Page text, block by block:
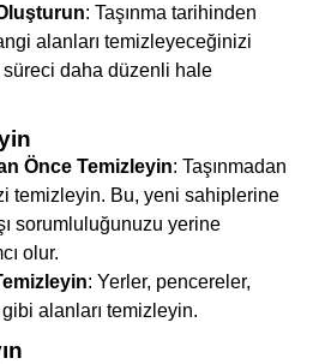
: Taşınma tarihinden
alanları temizleyeceğinizi
daha düzenli hale
Önce Temizleyin: Taşınmadan
temizleyin. Bu, yeni sahiplerine
sorumluluğunuzu yerine
olur.
: Yerler, pencereler,
alanları temizleyin.